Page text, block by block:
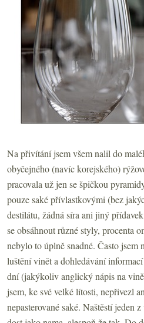
Na přivítání jsem všem nalil do
obyčejného (navíc korejského)
pracovala už jen se špičkou
pouze saké přívlastkovými (bez
destilátu, žádná síra ani jiný
se obsáhnout různé styly, procenta
nebylo to úplně snadné. Často jsem
luštění vinět a dohledávání
dní (jakýkoliv anglický nápis na
jsem, ke své velké lítosti, nepřivezl
nepasterované saké. Naštěstí jeden